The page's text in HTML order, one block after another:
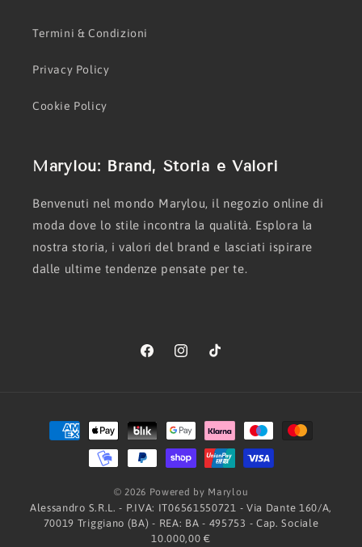
Termini & Condizioni
Privacy Policy
Cookie Policy
Marylou: Brand, Storia e Valori
Benvenuti nel mondo Marylou, il negozio online di
moda dove lo stile incontra la qualità. Esplora la
nostra storia, i valori del brand e lasciati ispirare
dalle ultime tendenze pensate per te.
FacebookInstagramTikTok
Metodi
di
pagamento
© 2026 Powered by Marylou
Alessandro S.R.L. - P.IVA: IT06561550721 - Via Dante 160/A,
70019 Triggiano (BA) - REA: BA - 495753 - Cap. Sociale
10.000,00 €